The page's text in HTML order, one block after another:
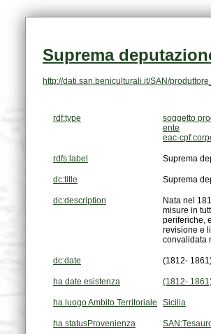
Suprema
http://dati.san.beniculturali.it/SAN/
rdf:type
soggetto
ente
eac-
rdfs:label Suprema
dc:title Suprema
dc:description
convalidata
dc:date (1812-
ha date esistenza (1812-
ha luogo Ambito Territoriale Sicilia
ha statusProvenienza